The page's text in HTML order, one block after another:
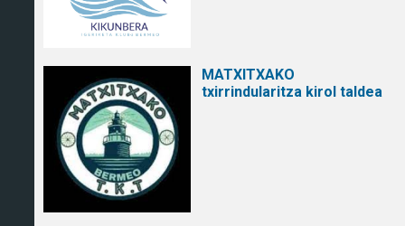
MATXITXAKO
txirrindularitza kirol taldea